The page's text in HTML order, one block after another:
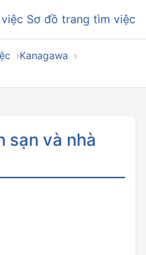
Sơ đồ trang tìm việc
Kanagawa
sạn và nhà